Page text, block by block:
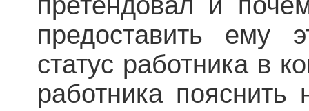
предоставить ему
статус работника в
работника